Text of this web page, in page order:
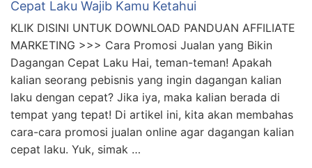
Terbongkar! Cara Promosi Jualan Online Agar
Cepat Laku Wajib Kamu Ketahui
KLIK DISINI UNTUK DOWNLOAD PANDUAN AFFILIATE
MARKETING >>> Cara Promosi Jualan yang Bikin